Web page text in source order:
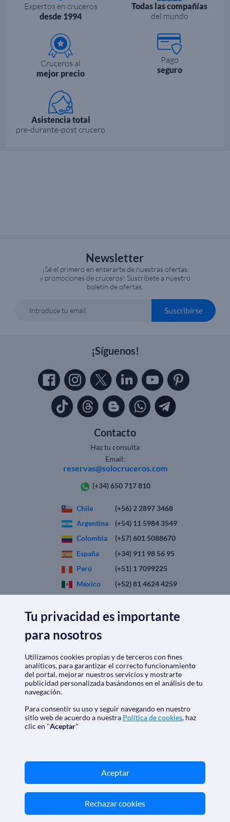
Expertos en cruceros
desde 1994
Todas las compañías
del mundo
Cruceros al
mejor precio
Pago
seguro
Asistencia total
pre-durante-post crucero
Newsletter
¡Sé el primero en enterarte de nuestras ofertas
y promociones de cruceros! Suscríbete a nuestro
boletín de ofertas.
Introduce tu email Suscribirse
¡Síguenos!
Contacto
Haz tu consulta
Email:
reservas@solocruceros.com
(+34) 650 717 810
Chile
(+56) 2 2897 3468
Argentina
(+54) 11 5984 3549
Colombia
(+57) 601 5088670
España
(+34) 911 98 56 95
Perú
(+51) 1 7099225
México
(+52) 81 4624 4259
SOLOCRUCEROS.CL
Quiénes somos| Aviso Legal
Opiniones|Check-in
Descarga nuestra app
Tu privacidad es importante
para nosotros
Utilizamos cookies propias y de terceros con fines
analíticos, para garantizar el correcto funcionamiento
del portal, mejorar nuestros servicios y mostrarte
publicidad personalizada basándonos en el análisis de tu
navegación.
Para consentir su uso y seguir navegando en nuestro
sitio web de acuerdo a nuestra Política de cookies, haz
clic en "Aceptar"
Aceptar
Rechazar cookies